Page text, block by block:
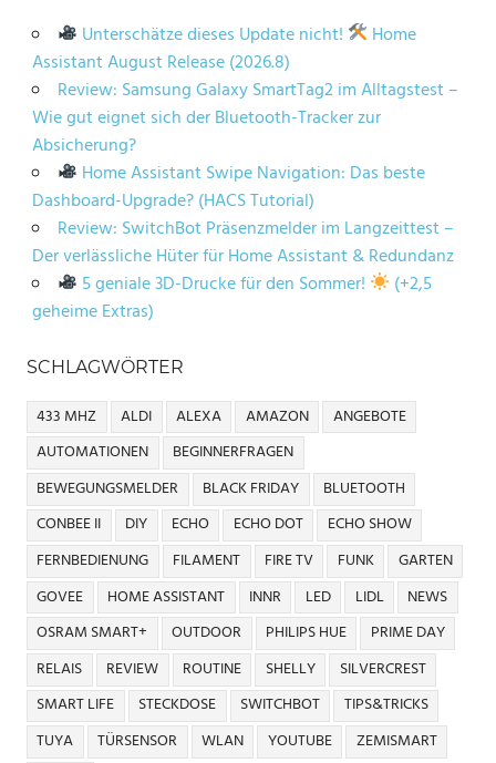
Unterschätze dieses Update nicht!
Home
Assistant August Release (2026.8)
Review: Samsung Galaxy SmartTag2 im Alltagstest –
Wie gut eignet sich der Bluetooth-Tracker zur
Absicherung?
Home Assistant Swipe Navigation: Das beste
Dashboard-Upgrade? (HACS Tutorial)
Review: SwitchBot Präsenzmelder im Langzeittest –
Der verlässliche Hüter für Home Assistant & Redundanz
5 geniale 3D-Drucke für den Sommer!
(+2,5
geheime Extras)
SCHLAGWÖRTER
433 MHZ ALDI ALEXA AMAZON
ANGEBOTE
AUTOMATIONEN
BEGINNERFRAGEN
BEWEGUNGSMELDER
BLACK FRIDAY
BLUETOOTH
CONBEE II
DIY ECHO ECHO DOT
ECHO SHOW
FERNBEDIENUNG
FILAMENT FIRE TV FUNK
GARTEN
GOVEE
HOME ASSISTANT INNR LED LIDL
NEWS
OSRAM SMART+
OUTDOOR PHILIPS HUE
PRIME DAY
RELAIS
REVIEW ROUTINE SHELLY
SILVERCREST
SMART LIFE
STECKDOSE SWITCHBOT
TIPS&TRICKS
TUYA
TÜRSENSOR WLAN YOUTUBE
ZEMISMART